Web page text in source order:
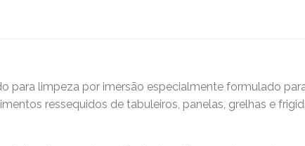
para limpeza por imersão especialmente formulado
ressequidos de tabuleiros, panelas, grelhas e